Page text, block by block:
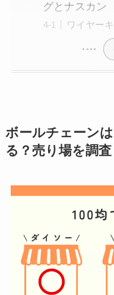
グとナスカン
ワイヤー
ボールチェーン
る？売り場を調査